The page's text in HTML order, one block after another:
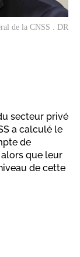
de la CNSS . DR
secteur privé
a calculé le
de
alors que leur
de cette